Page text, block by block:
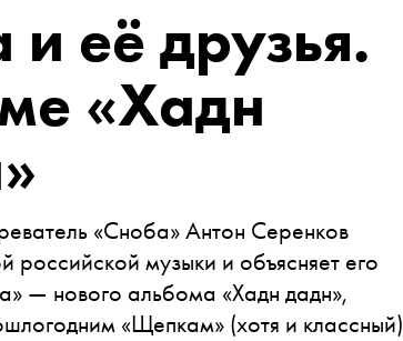
и её друзья.
«Хадн
«Сноба» Антон Серенков
российской музыки и объясняет его
— нового альбома «Хадн дадн»,
«Щепкам» (хотя и классный)